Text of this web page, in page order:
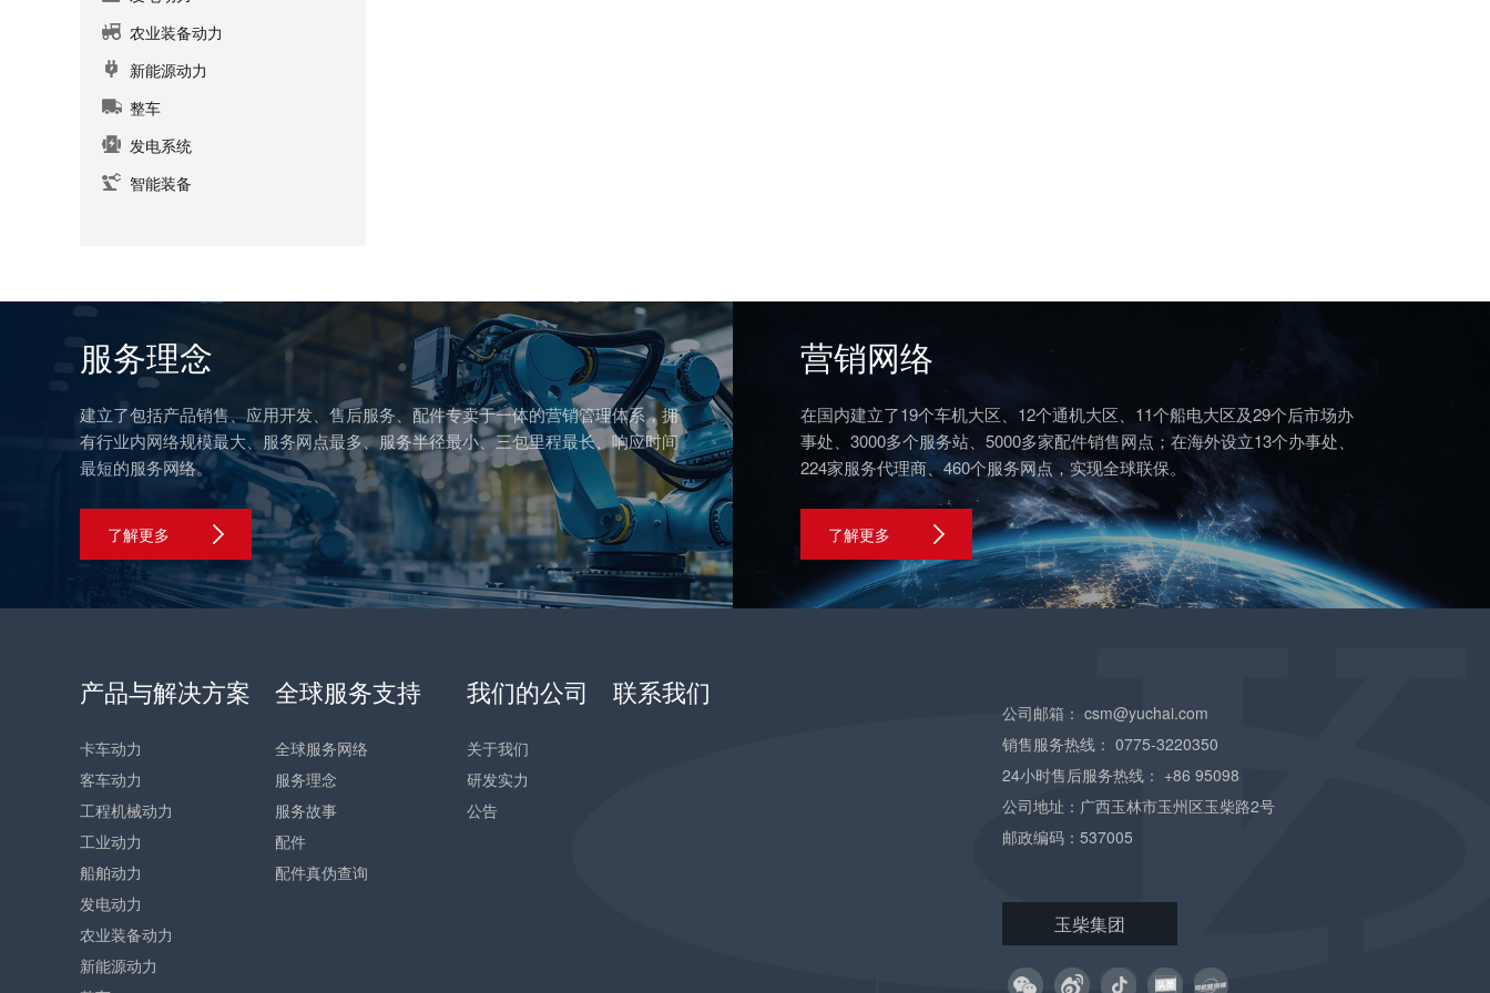
农业装备动力
新能源动力
整车
发电系统
智能装备
服务理念
建立了包括产品销售、应用开发、售后服务、配件专卖于一体的营销管理体系，拥
有行业内网络规模最大、服务网点最多、服务半径最小、三包里程最长、响应时间
最短的服务网络。
了解更多
营销网络
在国内建立了19个车机大区、12个通机大区、11个船电大区及29个后市场办
事处、3000多个服务站、5000多家配件销售网点；在海外设立13个办事处、
224家服务代理商、460个服务网点，实现全球联保。
了解更多
产品与解决方案
卡车动力
客车动力
工程机械动力
工业动力
船舶动力
发电动力
农业装备动力
新能源动力
全球服务支持
全球服务网络
服务理念
服务故事
配件
配件真伪查询
我们的公司
关于我们
研发实力
公告
联系我们
公司邮箱： csm@yuchai.com
销售服务热线： 0775-3220350
24小时售后服务热线： +86 95098
公司地址：广西玉林市玉州区玉柴路2号
邮政编码：537005
玉柴集团